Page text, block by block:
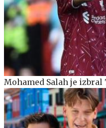
Mohamed Salah je